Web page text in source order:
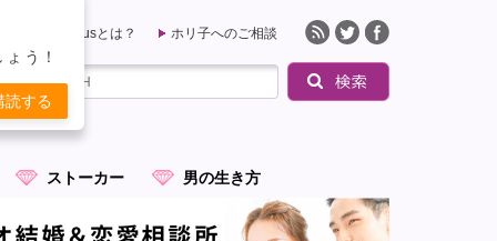
｜QueensPlusとは？ ホリ子へのご相談
ストーカー 男の生き方
う！
読する